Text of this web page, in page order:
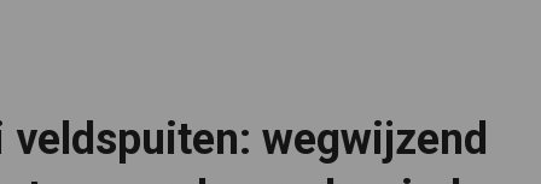
veldspuiten: wegwijzend